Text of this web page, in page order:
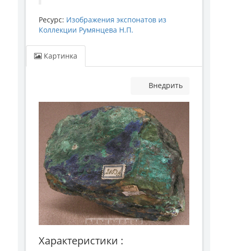
Ресурс: Изображения экспонатов из
Коллекции Румянцева Н.П.
Картинка
Внедрить
Характеристики :